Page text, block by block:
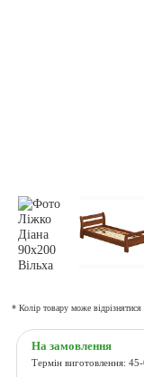
* Колір товару може
На замовлення
Термін виготовлення: